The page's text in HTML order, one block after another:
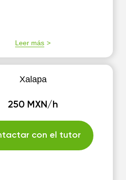
Leer más
Xalapa
250 MXN/h
con el tutor